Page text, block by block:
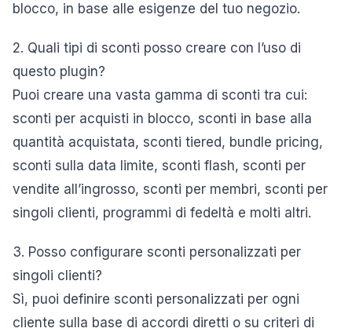
blocco, in base alle esigenze del tuo negozio.
2. Quali tipi di sconti posso creare con l’uso di
questo plugin?
Puoi creare una vasta gamma di sconti tra cui:
sconti per acquisti in blocco, sconti in base alla
quantità acquistata, sconti tiered, bundle pricing,
sconti sulla data limite, sconti flash, sconti per
vendite all’ingrosso, sconti per membri, sconti per
singoli clienti, programmi di fedeltà e molti altri.
3. Posso configurare sconti personalizzati per
singoli clienti?
Sì, puoi definire sconti personalizzati per ogni
cliente sulla base di accordi diretti o su criteri di